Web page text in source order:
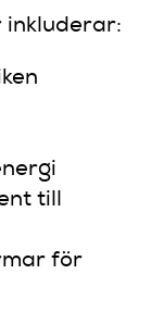
inkluderar:
till
för